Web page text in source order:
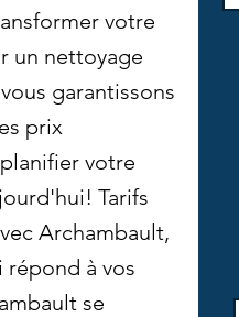
votre
un nettoyage
garantissons
prix
votre
Tarifs
Archambault,
répond à vos
se